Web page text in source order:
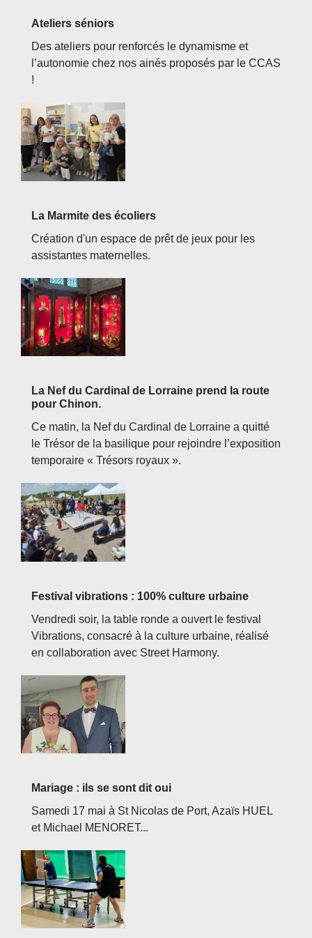
Ateliers séniors
Des ateliers pour renforcés le dynamisme et
l’autonomie chez nos ainés proposés par le CCAS
!
La Marmite des écoliers
Création d'un espace de prêt de jeux pour les
assistantes maternelles.
La Nef du Cardinal de Lorraine prend la route
pour Chinon.
Ce matin, la Nef du Cardinal de Lorraine a quitté
le Trésor de la basilique pour rejoindre l’exposition
temporaire « Trésors royaux ».
Festival vibrations : 100% culture urbaine
Vendredi soir, la table ronde a ouvert le festival
Vibrations, consacré à la culture urbaine, réalisé
en collaboration avec Street Harmony.
Mariage : ils se sont dit oui
Samedi 17 mai à St Nicolas de Port, Azaïs HUEL
et Michael MENORET...